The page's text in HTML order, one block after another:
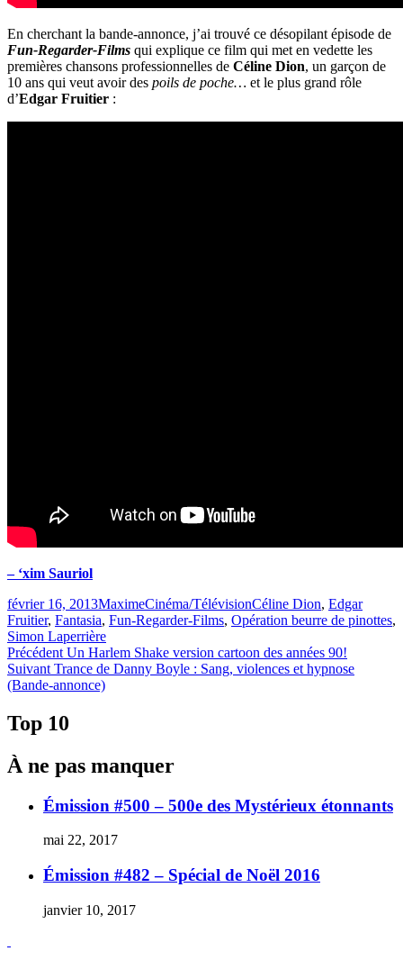
En cherchant la bande-annonce, j’ai trouvé ce désopilant épisode de
Fun-Regarder-Films qui explique ce film qui met en vedette les
premières chansons professionnelles de Céline Dion, un garçon de
10 ans qui veut avoir des poils de poche… et le plus grand rôle
d’Edgar Fruitier :
– ‘xim Sauriol
Publié
le
février 16, 2013MaximeCatégories
Cinéma/TélévisionÉtiquettes
Céline Dion, Edgar
Fruitier, Fantasia, Fun-Regarder-Films, Opération beurre de pinottes,
Simon Laperrière
Navigation
de
Précédent Article
précédent :
Un Harlem Shake version cartoon des années 90!
Suivant Article
Suivant :
Trance de Danny Boyle : Sang, violences et hypnose
(Bande-annonce)
Top 10
À ne pas manquer
Émission #500 – 500e des Mystérieux étonnants
mai 22, 2017
Émission #482 – Spécial de Noël 2016
janvier 10, 2017